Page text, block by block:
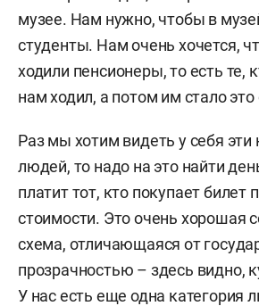
музее. Нам нужно, чтобы в
студенты. Нам очень хочется,
ходили пенсионеры, то есть те,
нам ходил, а потом им стало
Раз мы хотим видеть у себя эти
людей, то надо на это найти
платит тот, кто покупает билет
стоимости. Это очень хорошая
схема, отличающаяся от
прозрачностью – здесь видно,
У нас есть еще одна категория